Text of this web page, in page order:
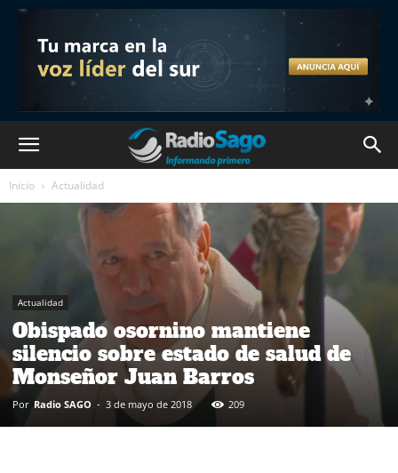
Inicio Actualidad
Actualidad
Obispado osornino mantiene
silencio sobre estado de salud de
Monseñor Juan Barros
Por Radio SAGO - 3 de mayo de 2018 209